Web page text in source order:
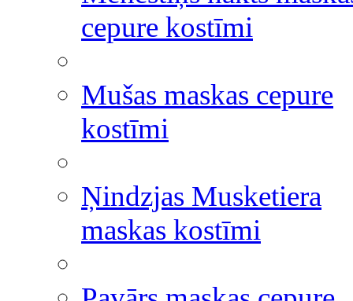
cepure kostīmi
Mušas maskas cepure
kostīmi
Ņindzjas Musketiera
maskas kostīmi